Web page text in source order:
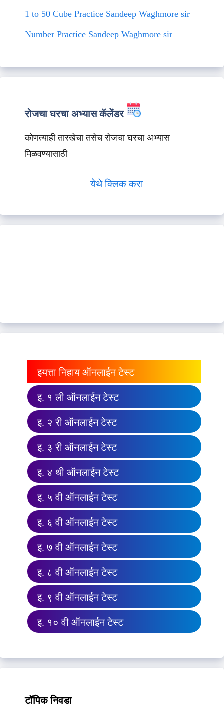
1 to 50 Cube Practice Sandeep Waghmore sir
Number Practice Sandeep Waghmore sir
रोजचा घरचा अभ्यास कॅलेंडर
कोणत्याही तारखेचा तसेच रोजचा घरचा अभ्यास
मिळवण्यासाठी
येथे क्लिक करा
इयत्ता निहाय ऑनलाईन टेस्ट
इ. १ ली ऑनलाईन टेस्ट
इ. २ री ऑनलाईन टेस्ट
इ. ३ री ऑनलाईन टेस्ट
इ. ४ थी ऑनलाईन टेस्ट
इ. ५ वी ऑनलाईन टेस्ट
इ. ६ वी ऑनलाईन टेस्ट
इ. ७ वी ऑनलाईन टेस्ट
इ. ८ वी ऑनलाईन टेस्ट
इ. ९ वी ऑनलाईन टेस्ट
इ. १० वी ऑनलाईन टेस्ट
टॉपिक निवडा